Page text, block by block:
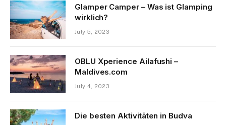
Glamper Camper – Was ist Glamping
wirklich?
July 5, 2023
OBLU Xperience Ailafushi –
Maldives.com
July 4, 2023
Die besten Aktivitäten in Budva